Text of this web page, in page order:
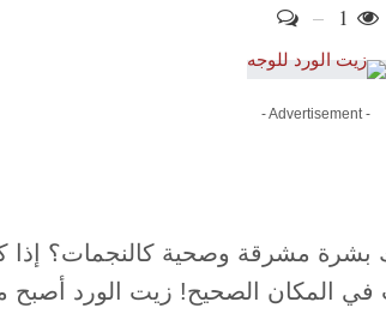
- Advertisement -
بشرة مشرقة وصحية كالنجمات؟ إذا
في المكان الصحيح! زيت الورد